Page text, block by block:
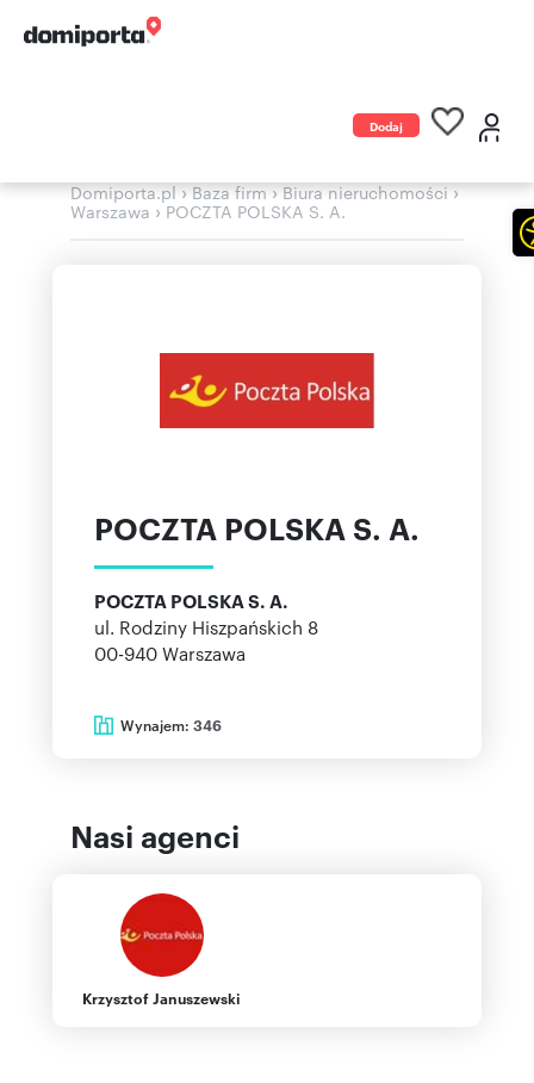
Dodaj
Domiporta.pl›Baza firm›Biura nieruchomości›
Warszawa ›POCZTA POLSKA S. A.
POCZTA POLSKA S. A.
POCZTA POLSKA S. A.
ul. Rodziny Hiszpańskich 8
00-940Warszawa
Wynajem: 346
Nasi agenci
Krzysztof Januszewski